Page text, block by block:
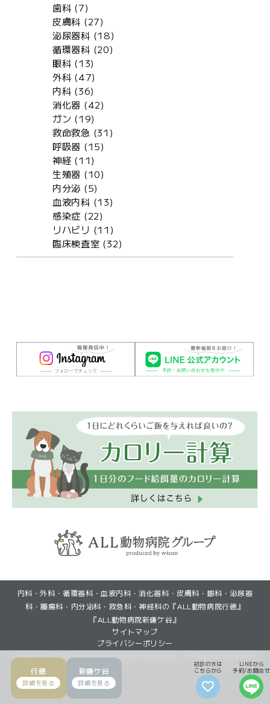
行徳 新鎌ケ谷
初診の方は
こちらから
LINEから
予約/お問合せ
(GoogleMapで見る)
(初診・再診)LINEから予約 (再診)Web予約
(GoogleMapで見る)
(初診・再診)LINEから予約 (再診)Web予約
歯科 (7)
皮膚科 (27)
泌尿器科 (18)
循環器科 (20)
眼科 (13)
外科 (47)
内科 (36)
消化器 (42)
ガン (19)
救命救急 (31)
呼吸器 (15)
神経 (11)
生殖器 (10)
内分泌 (5)
血液内科 (13)
感染症 (22)
リハビリ (11)
臨床検査室 (32)
内科・外科・循環器科・血液内科・消化器科・皮膚科・眼科・泌尿器
科・腫瘍科・内分泌科・救急科・神経科の『ALL動物病院行徳』
『ALL動物病院新鎌ケ谷』
サイトマップ
プライバシーポリシー
Copyright 2020 All Animal Hospital Gyoutoku , All Rights Reserved.